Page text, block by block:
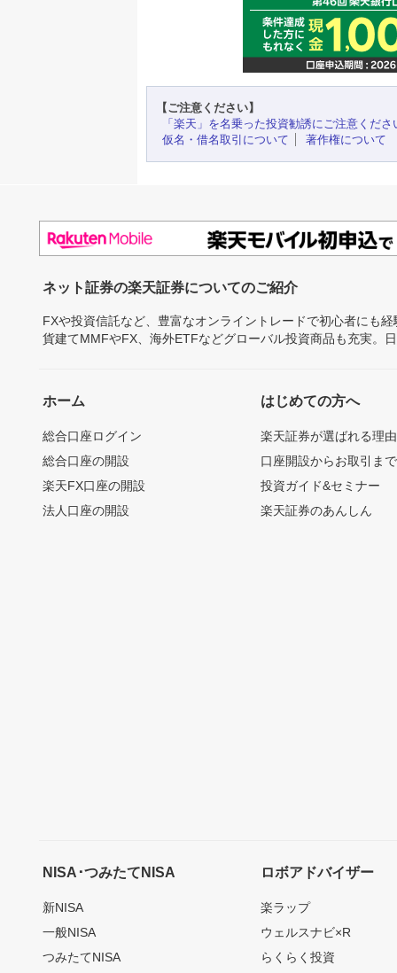
【ご注意ください】
「楽天」を名乗った投資勧誘にご注意くださ
仮名・借名取引について
著作権について
ネット証券の楽天証券についてのご紹介
FXや投資信託など、豊富なオンライントレードで初心者にも
貨建てMMFやFX、海外ETFなどグローバル投資商品も充実。
ホーム
総合口座ログイン
総合口座の開設
楽天FX口座の開設
法人口座の開設
はじめての方へ
楽天証券が選ばれる理由
口座開設からお取引ま
投資ガイド&セミナー
楽天証券のあんしん
NISA･つみたてNISA
新NISA
一般NISA
つみたてNISA
ロボアドバイザー
楽ラップ
ウェルスナビ×R
らくらく投資